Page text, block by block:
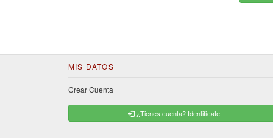
MIS DATOS
Crear Cuenta
¿Tienes cuenta? Identificate